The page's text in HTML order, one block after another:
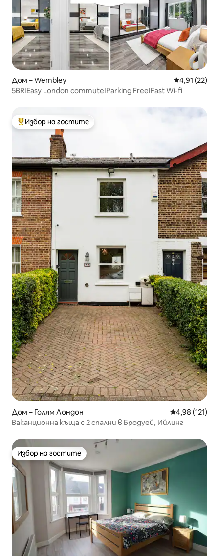
Дом – Wembley Средна
4,91 (22)
5BRIEasy London commuteIParking FreeIFast Wi-fi
Най-популярен избор на гостите
Избор на гостите
Дом – Голям Лондон Средна
4,98 (121)
Ваканционна къща с 2 спални в Бродуей, Ийлинг
Избор на гостите
Избор на гостите